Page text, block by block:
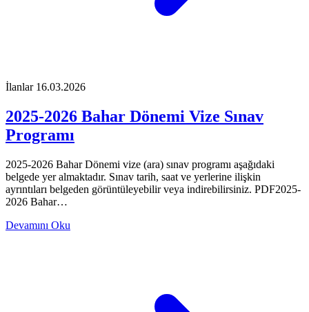
İlanlar 16.03.2026
2025-2026 Bahar Dönemi Vize Sınav
Programı
2025-2026 Bahar Dönemi vize (ara) sınav programı aşağıdaki
belgede yer almaktadır. Sınav tarih, saat ve yerlerine ilişkin
ayrıntıları belgeden görüntüleyebilir veya indirebilirsiniz. PDF2025-
2026 Bahar…
Devamını Oku